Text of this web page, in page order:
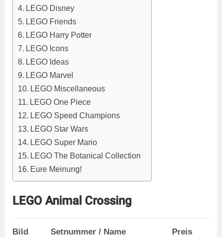
LEGO Disney
LEGO Friends
LEGO Harry Potter
LEGO Icons
LEGO Ideas
LEGO Marvel
LEGO Miscellaneous
LEGO One Piece
LEGO Speed Champions
LEGO Star Wars
LEGO Super Mario
LEGO The Botanical Collection
Eure Meinung!
LEGO Animal Crossing
Bild Setnummer / Name Preis